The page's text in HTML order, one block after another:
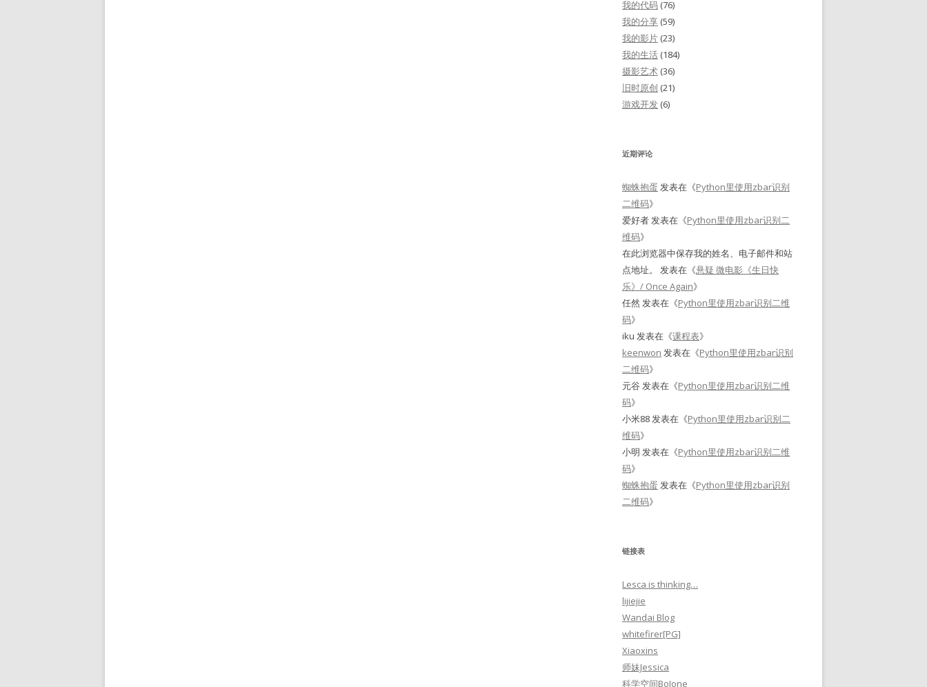
我的代码 (76)
我的分享 (59)
我的影片 (23)
我的生活 (184)
摄影艺术 (36)
旧时原创 (21)
游戏开发 (6)
近期评论
蜘蛛抱蛋 发表在《Python里使用zbar识别
二维码》
爱好者发表在《Python里使用zbar识别二
维码》
在此浏览器中保存我的姓名、电子邮件和站
点地址。
发表在《悬疑 微电影《生日快
乐》/ Once Again》
任然 发表在《Python里使用zbar识别二维
码》
iku 发表在《课程表》
keenwon 发表在《Python里使用zbar识别
二维码》
元谷发表在《Python里使用zbar识别二维
码》
小米88发表在《Python里使用zbar识别二
维码》
小明 发表在《Python里使用zbar识别二维
码》
蜘蛛抱蛋 发表在《Python里使用zbar识别
二维码》
链接表
Lesca is thinking…
lijiejie
Wandai Blog
whitefirer[PG]
Xiaoxins
师妹Jessica
科学空间BoJone